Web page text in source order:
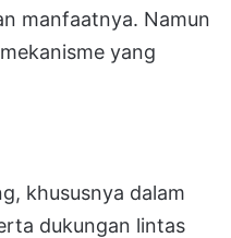
manfaatnya. Namun
yang
khususnya dalam
dukungan lintas